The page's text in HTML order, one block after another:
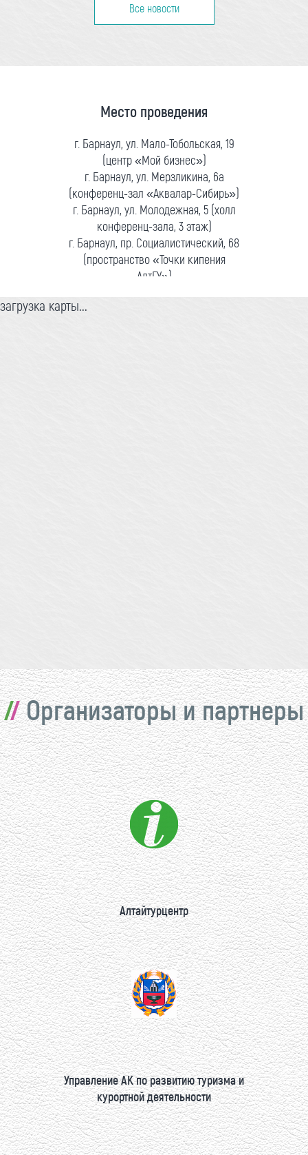
Все новости
Место проведения
г. Барнаул, ул. Мало-Тобольская, 19
(центр «Мой бизнес»)
г. Барнаул, ул. Мерзликина, 6а
(конференц-зал «Аквалар-Сибирь»)
г. Барнаул, ул. Молодежная, 5 (холл
конференц-зала, 3 этаж)
г. Барнаул, пр. Социалистический, 68
(пространство «Точки кипения
АлтГУ»)
загрузка карты...
Организаторы и партнеры
Алтайтурцентр
Управление АК по развитию туризма и
курортной деятельности